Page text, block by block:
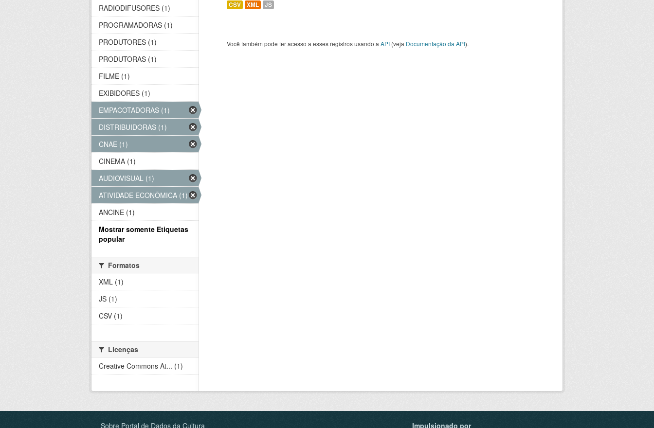
CSV XML JS
Você também pode ter acesso a esses registros usando a API (veja Documentação da API).
RADIODIFUSORES (1)
PROGRAMADORAS (1)
PRODUTORES (1)
PRODUTORAS (1)
FILME (1)
EXIBIDORES (1)
EMPACOTADORAS (1)
DISTRIBUIDORAS (1)
CNAE (1)
CINEMA (1)
AUDIOVISUAL (1)
ATIVIDADE ECONÔMICA (1)
ANCINE (1)
Mostrar somente Etiquetas
popular
Formatos
XML (1)
JS (1)
CSV (1)
Licenças
Creative Commons At... (1)
Sobre Portal de Dados da Cultura Impulsionado por